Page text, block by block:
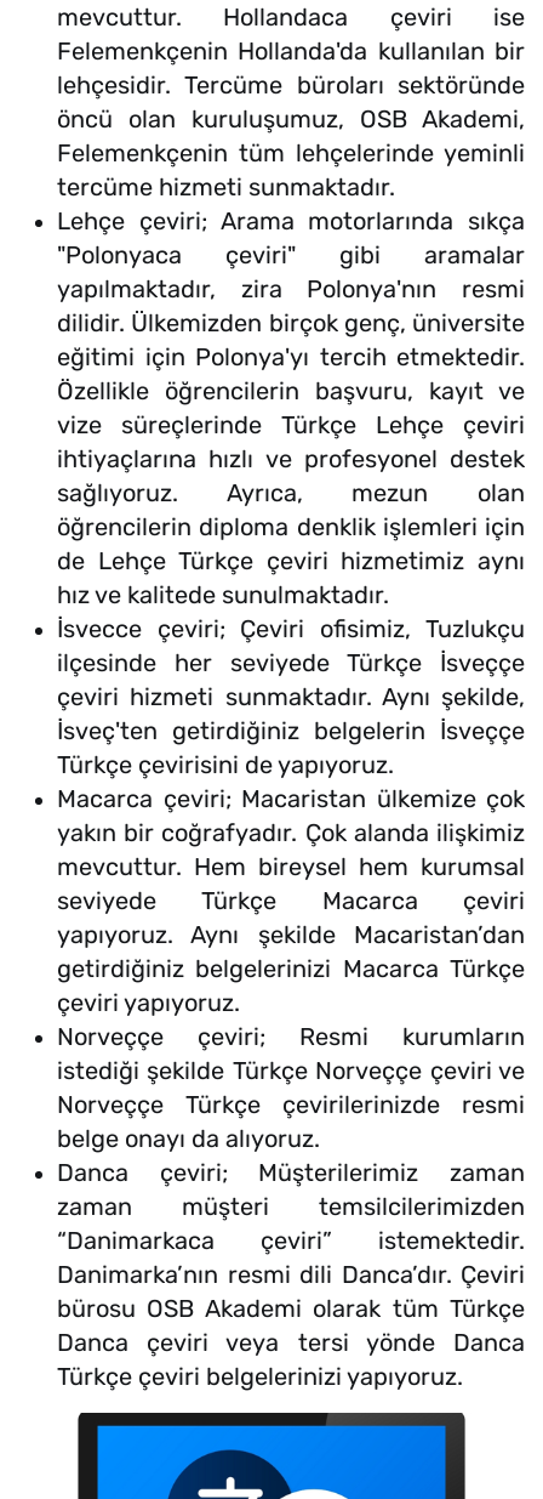
mevcuttur. Hollandaca çeviri ise
Felemenkçenin Hollanda'da kullanılan bir
lehçesidir. Tercüme büroları sektöründe
öncü olan kuruluşumuz, OSB Akademi,
Felemenkçenin tüm lehçelerinde yeminli
tercüme hizmeti sunmaktadır.
Lehçe çeviri; Arama motorlarında sıkça
"Polonyaca çeviri" gibi aramalar
yapılmaktadır, zira Polonya'nın resmi
dilidir. Ülkemizden birçok genç, üniversite
eğitimi için Polonya'yı tercih etmektedir.
Özellikle öğrencilerin başvuru, kayıt ve
vize süreçlerinde Türkçe Lehçe çeviri
ihtiyaçlarına hızlı ve profesyonel destek
sağlıyoruz. Ayrıca, mezun olan
öğrencilerin diploma denklik işlemleri için
de Lehçe Türkçe çeviri hizmetimiz aynı
hız ve kalitede sunulmaktadır.
İsvecce çeviri; Çeviri ofisimiz, Tuzlukçu
ilçesinde her seviyede Türkçe İsveççe
çeviri hizmeti sunmaktadır. Aynı şekilde,
İsveç'ten getirdiğiniz belgelerin İsveççe
Türkçe çevirisini de yapıyoruz.
Macarca çeviri; Macaristan ülkemize çok
yakın bir coğrafyadır. Çok alanda ilişkimiz
mevcuttur. Hem bireysel hem kurumsal
seviyede Türkçe Macarca çeviri
yapıyoruz. Aynı şekilde Macaristan’dan
getirdiğiniz belgelerinizi Macarca Türkçe
çeviri yapıyoruz.
Norveççe çeviri; Resmi kurumların
istediği şekilde Türkçe Norveççe çeviri ve
Norveççe Türkçe çevirilerinizde resmi
belge onayı da alıyoruz.
Danca çeviri; Müşterilerimiz zaman
zaman müşteri temsilcilerimizden
“Danimarkaca çeviri” istemektedir.
Danimarka’nın resmi dili Danca’dır. Çeviri
bürosu OSB Akademi olarak tüm Türkçe
Danca çeviri veya tersi yönde Danca
Türkçe çeviri belgelerinizi yapıyoruz.